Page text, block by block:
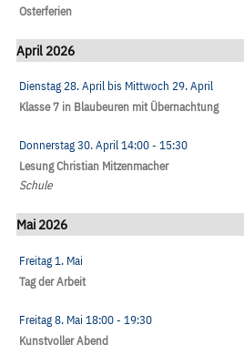
Osterferien
April 2026
Dienstag 28. April bis Mittwoch 29. April
Klasse 7 in Blaubeuren mit Übernachtung
Donnerstag 30. April14:00- 15:30
Lesung Christian Mitzenmacher
Schule
Mai 2026
Freitag 1. Mai
Tag der Arbeit
Freitag 8. Mai 18:00- 19:30
Kunstvoller Abend